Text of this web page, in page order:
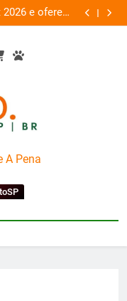
e oferece
de até 50%
A Pena